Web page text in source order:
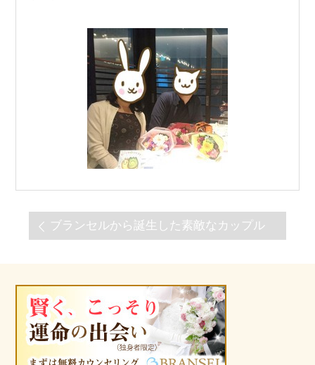
ブランセルから誕生した素敵なカップル